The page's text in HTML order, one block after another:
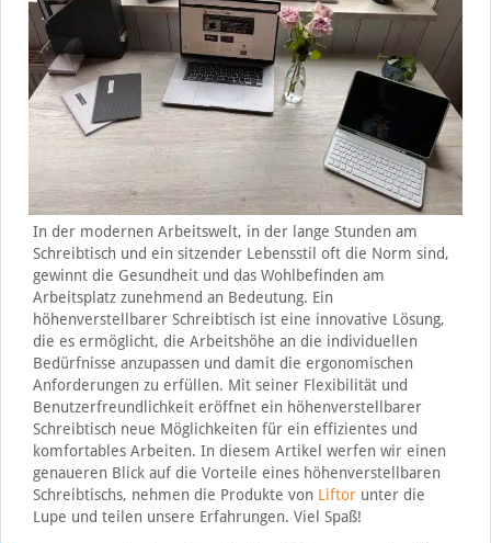
In der modernen Arbeitswelt, in der lange Stunden am
Schreibtisch und ein sitzender Lebensstil oft die Norm sind,
gewinnt die Gesundheit und das Wohlbefinden am
Arbeitsplatz zunehmend an Bedeutung. Ein
höhenverstellbarer Schreibtisch ist eine innovative Lösung,
die es ermöglicht, die Arbeitshöhe an die individuellen
Bedürfnisse anzupassen und damit die ergonomischen
Anforderungen zu erfüllen. Mit seiner Flexibilität und
Benutzerfreundlichkeit eröffnet ein höhenverstellbarer
Schreibtisch neue Möglichkeiten für ein effizientes und
komfortables Arbeiten. In diesem Artikel werfen wir einen
genaueren Blick auf die Vorteile eines höhenverstellbaren
Schreibtischs, nehmen die Produkte von Liftorunter die
Lupe und teilen unsere Erfahrungen. Viel Spaß!